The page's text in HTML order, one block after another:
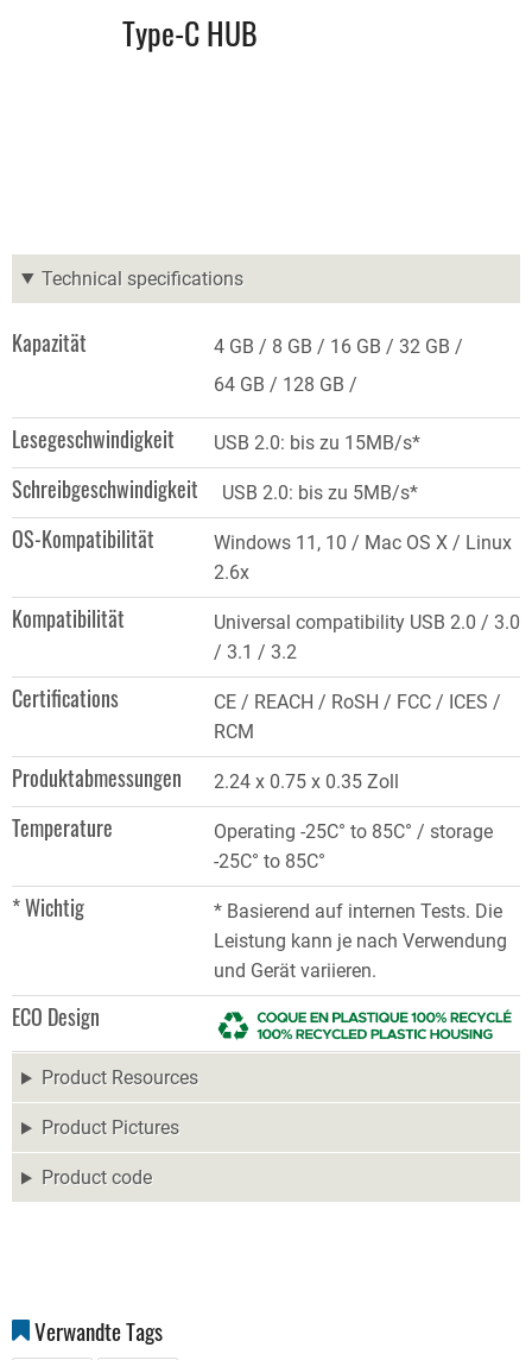
Type-C HUB
Technical specifications
Kapazität 4 GB 8 GB 16 GB
32 GB
64 GB
128 GB
Lesegeschwindigkeit USB 2.0: bis zu 15MB/s*
Schreibgeschwindigkeit USB 2.0: bis zu 5MB/s*
OS-Kompatibilität
Windows 11, 10 / Mac OS X / Linux
2.6x
Kompatibilität
Universal compatibility USB 2.0 / 3.0
/ 3.1 / 3.2
Certifications
CE / REACH / RoSH / FCC / ICES /
RCM
Produktabmessungen 2.24 x 0.75 x 0.35 Zoll
Temperature
Operating -25C° to 85C° / storage
-25C° to 85C°
* Wichtig
* Basierend auf internen Tests. Die
Leistung kann je nach Verwendung
und Gerät variieren.
ECO Design
Product Resources
Product Pictures
Product code
Verwandte Tags